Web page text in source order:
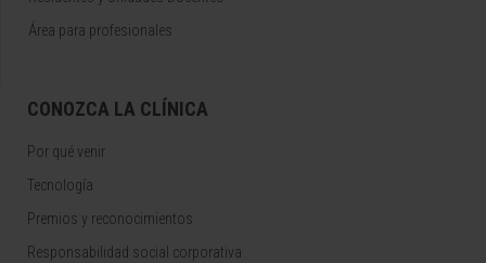
Área para profesionales
CONOZCA LA CLÍNICA
Por qué venir
Tecnología
Premios y reconocimientos
Responsabilidad social corporativa